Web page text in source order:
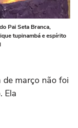
Pai Seta Branca,
tupinambá e espírito
março não foi
Ela